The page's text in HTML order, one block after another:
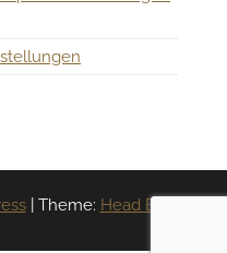
Theme: Head Blog